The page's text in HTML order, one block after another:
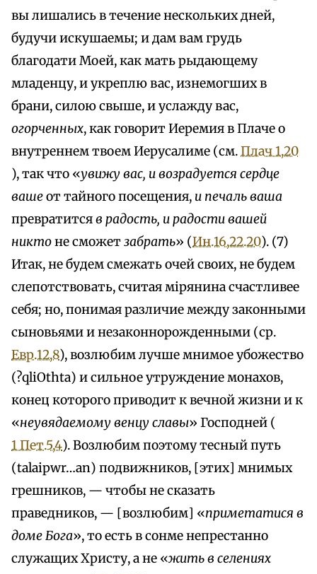
вы лишались в течение нескольких дней,
будучи искушаемы; и дам вам грудь
благодати Моей, как мать рыдающему
младенцу, и укреплю вас, изнемогших в
брани, силою свыше, и услажду вас,
огорченных, как говорит Иеремия в Плаче о
внутреннем твоем Иерусалиме (см.Плач 1,20
), так что «увижу вас, и возрадуется сердце
вашеот тайного посещения, и печаль ваша
превратитсяв радость, и радости вашей
никтоне сможетзабрать» (Ин.16,22.20). (7)
Итак, не будем смежать очей своих, не будем
слепотствовать, считая мiрянина счастливее
себя; но, понимая различие между законными
сыновьями и незаконнорожденными (ср.
Евр.12,8), возлюбим лучше мнимое убожество
(?qliOthta) и сильное утруждение монахов,
конец которого приводит к вечной жизни и к
«неувядаемому венцу славы» Господней (
1 Пет.5,4). Возлюбим поэтому тесный путь
(talaipwr…an) подвижников, [этих] мнимых
грешников, — чтобы не сказать
праведников, — [возлюбим] «приметатися в
доме Бога», то есть в сонме непрестанно
служащих Христу, а не «жить в селениях